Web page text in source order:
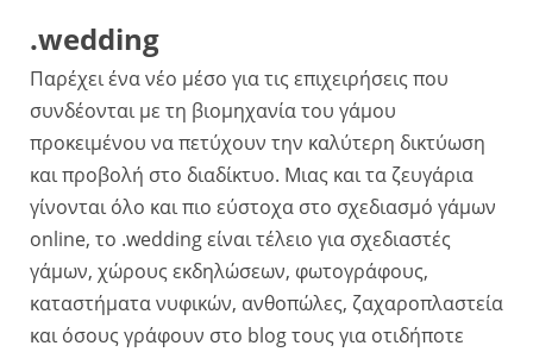
.wedding
Παρέχει ένα νέο μέσο για τις επιχειρήσεις που
συνδέονται με τη βιομηχανία του γάμου
προκειμένου να πετύχουν την καλύτερη δικτύωση
και προβολή στο διαδίκτυο. Μιας και τα ζευγάρια
γίνονται όλο και πιο εύστοχα στο σχεδιασμό γάμων
online, το .wedding είναι τέλειο για σχεδιαστές
γάμων, χώρους εκδηλώσεων, φωτογράφους,
καταστήματα νυφικών, ανθοπώλες, ζαχαροπλαστεία
και όσους γράφουν στο blog τους για οτιδήποτε